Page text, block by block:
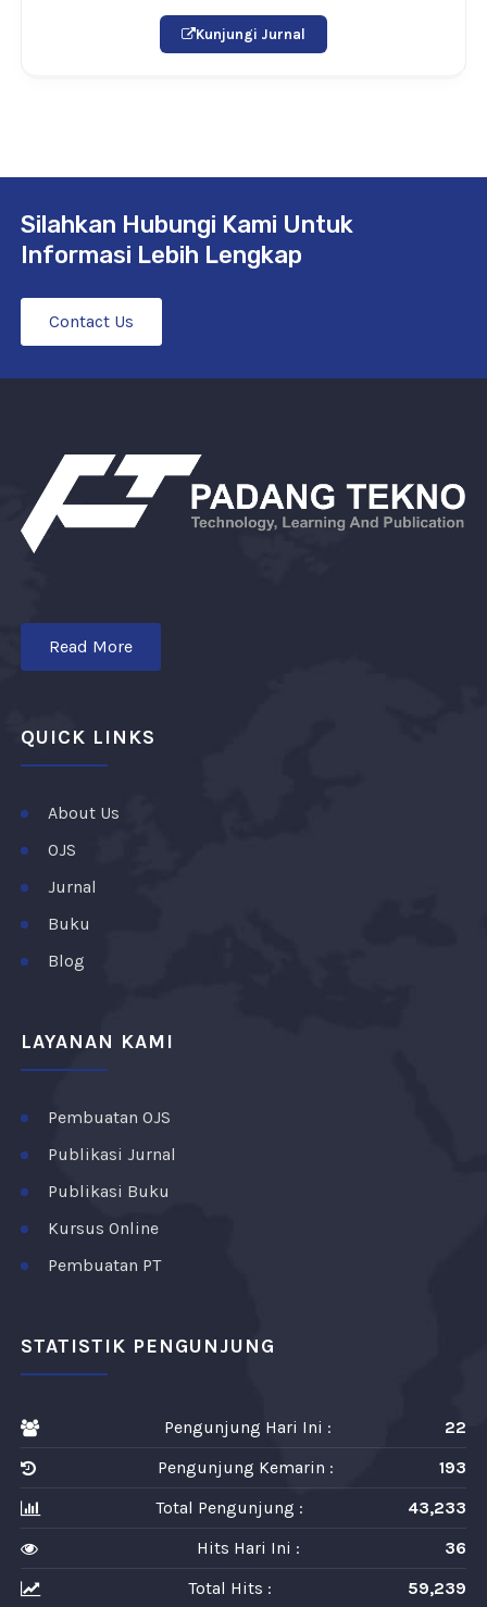
Kunjungi Jurnal
Silahkan Hubungi Kami Untuk
Informasi Lebih Lengkap
Contact Us
Read More
QUICK LINKS
About Us
OJS
Jurnal
Buku
Blog
LAYANAN KAMI
Pembuatan OJS
Publikasi Jurnal
Publikasi Buku
Kursus Online
Pembuatan PT
STATISTIK PENGUNJUNG
Pengunjung Hari Ini :
22
Pengunjung Kemarin :
193
Total Pengunjung :
43,233
Hits Hari Ini :
36
Total Hits :
59,239